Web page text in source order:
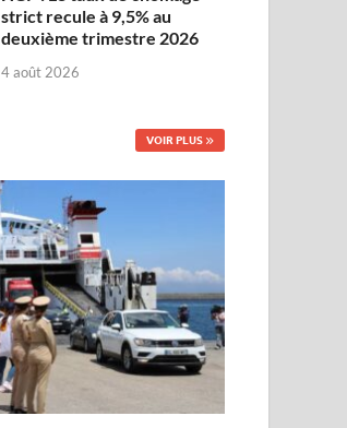
strict recule à 9,5% au
deuxième trimestre 2026
4 août 2026
VOIR PLUS